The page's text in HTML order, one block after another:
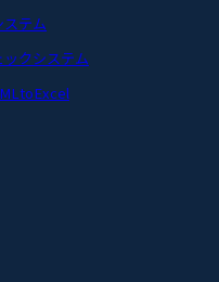
テム
クシステム